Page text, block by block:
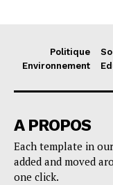
Politique
Environnement
A PROPOS
Each template in
added and moved
one click.